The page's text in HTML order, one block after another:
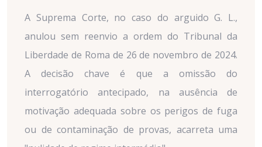
A Suprema Corte, no caso do arguido G. L.,
anulou sem reenvio a ordem do Tribunal da
Liberdade de Roma de 26 de novembro de 2024.
A decisão chave é que a omissão do
interrogatório antecipado, na ausência de
motivação adequada sobre os perigos de fuga
ou de contaminação de provas, acarreta uma